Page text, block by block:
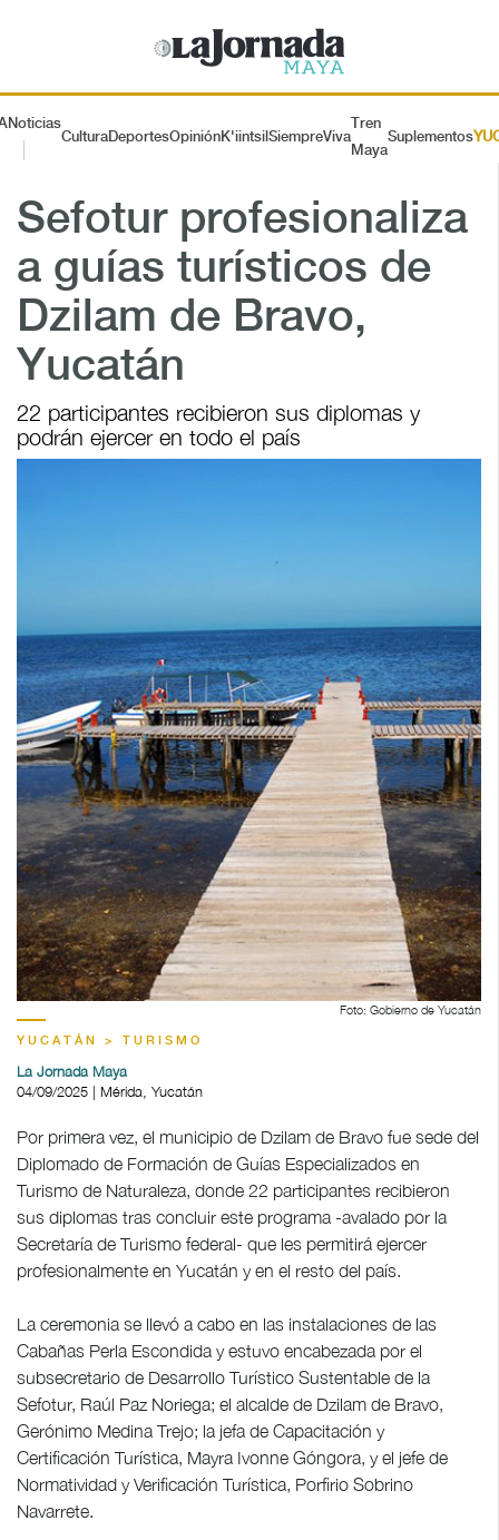
Noticias
CulturaDeportesOpiniónK'iintsil SiempreViva
Tren
Maya
Suplementos
Sefotur profesionaliza
a guías turísticos de
Dzilam de Bravo,
Yucatán
22 participantes recibieron sus diplomas y
podrán ejercer en todo el país
Foto: Gobierno de Yucatán
YUCATÁN > TURISMO
La Jornada Maya
04/09/2025 | Mérida, Yucatán
Por primera vez, el municipio de Dzilam de Bravo fue sede del
Diplomado de Formación de Guías Especializados en
Turismo de Naturaleza, donde 22 participantes recibieron
sus diplomas tras concluir este programa -avalado por la
Secretaría de Turismo federal- que les permitirá ejercer
profesionalmente en Yucatán y en el resto del país.
La ceremonia se llevó a cabo en las instalaciones de las
Cabañas Perla Escondida y estuvo encabezada por el
subsecretario de Desarrollo Turístico Sustentable de la
Sefotur, Raúl Paz Noriega; el alcalde de Dzilam de Bravo,
Gerónimo Medina Trejo; la jefa de Capacitación y
Certificación Turística, Mayra Ivonne Góngora, y el jefe de
Normatividad y Verificación Turística, Porfirio Sobrino
Navarrete.